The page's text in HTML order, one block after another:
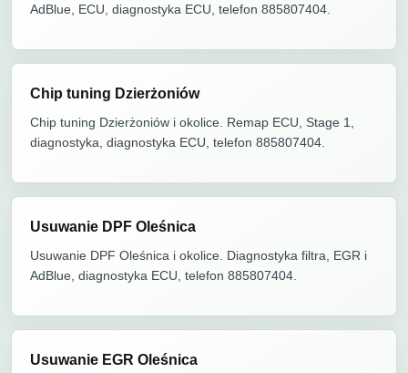
AdBlue, ECU, diagnostyka ECU, telefon 885807404.
Chip tuning Dzierżoniów
Chip tuning Dzierżoniów i okolice. Remap ECU, Stage 1,
diagnostyka, diagnostyka ECU, telefon 885807404.
Usuwanie DPF Oleśnica
Usuwanie DPF Oleśnica i okolice. Diagnostyka filtra, EGR i
AdBlue, diagnostyka ECU, telefon 885807404.
Usuwanie EGR Oleśnica